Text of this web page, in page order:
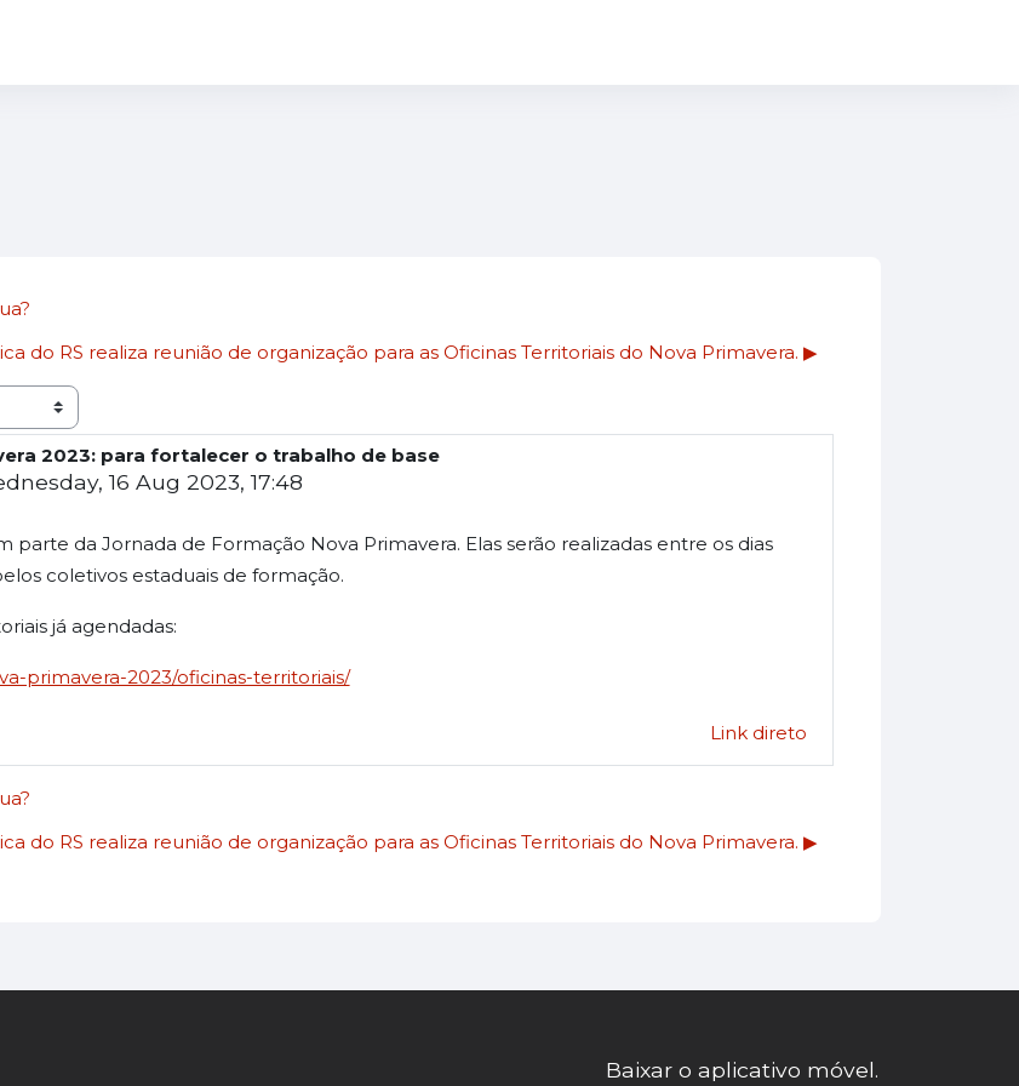
do RS realiza reunião de organização para as Oficinas Territoriais do Nova Primavera. ▶︎
2023: para fortalecer o trabalho de base
16 Aug 2023, 17:48
parte da Jornada de Formação Nova Primavera. Elas serão realizadas entre os dias
coletivos estaduais de formação.
já agendadas:
primavera-2023/oficinas-territoriais/
Link direto
do RS realiza reunião de organização para as Oficinas Territoriais do Nova Primavera. ▶︎
Baixar o aplicativo móvel.